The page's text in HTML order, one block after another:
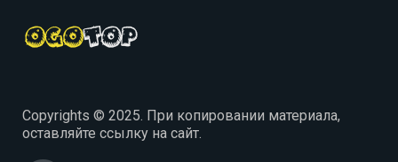
Copyrights © 2025. При копировании материала,
оставляйте ссылку на сайт.